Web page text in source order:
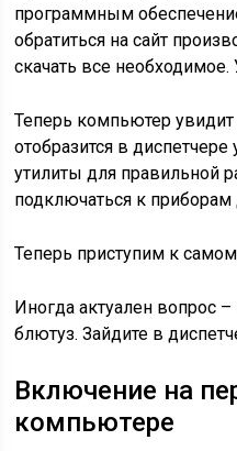
программным
обратиться на сайт
скачать все необходимое.
Теперь компьютер
отобразится в диспетчере
утилиты для правильной
подключаться к
Теперь приступим к
Иногда актуален вопрос
блютуз. Зайдите в
Включение на
компьютере